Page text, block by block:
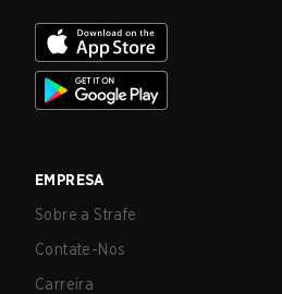
EMPRESA
Sobre a Strafe
Contate-Nos
Carreira